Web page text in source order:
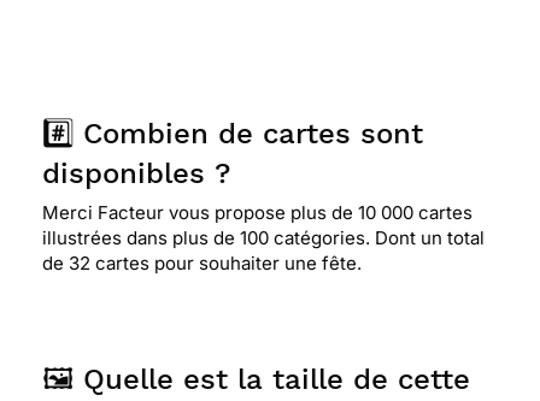
#️⃣ Combien de cartes sont
disponibles ?
Merci Facteur vous propose plus de 10 000 cartes
illustrées dans plus de 100 catégories. Dont un total
de 32 cartes pour souhaiter une fête.
🖼️ Quelle est la taille de cette